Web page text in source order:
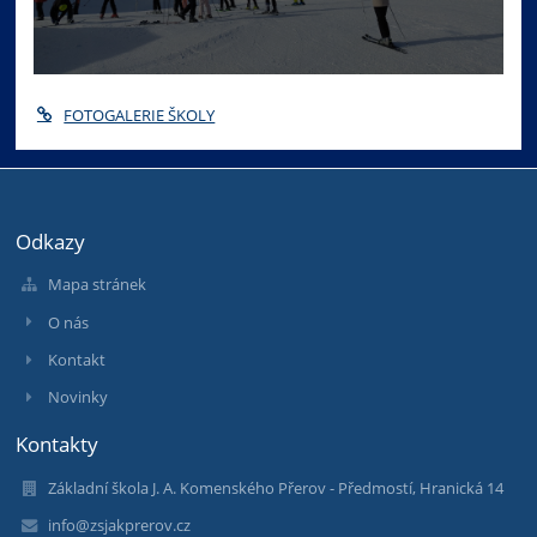
FOTOGALERIE ŠKOLY
Odkazy
Mapa stránek
O nás
Kontakt
Novinky
Kontakty
Základní škola J. A. Komenského Přerov - Předmostí, Hranická 14
info@zsjakprerov.cz